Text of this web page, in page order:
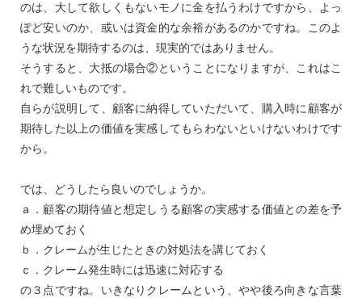
のは、大して欲しくもないモノに金を払うわけですから、よっ
ぽど安いのか、或いは資金的な余裕があるのかですね。このよ
うな状況を期待するのは、現実的ではありません。
そうすると、大抵の場合②ということになりますが、これはこ
れで難しいものです。
自らが説明して、顧客に納得していただいて、購入時に顧客が
期待した以上の価値を実感してもらわないといけないわけです
から。
では、どうしたら良いのでしょうか。
ａ．顧客の期待値と想定しうる顧客の実感する価値との差を予
め埋めておく
ｂ．クレームが生じたときの対処法を講じておく
ｃ．クレーム発生時には迅速に対応する
の３点ですね。いきなりクレームという、やや後ろ向きな言葉